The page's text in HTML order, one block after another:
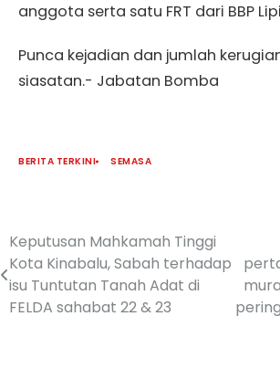
anggota serta satu FRT dari BBP
Punca kejadian dan jumlah
siasatan.- Jabatan Bomba
BERITA TERKINI SEMASA
Keputusan Mahkamah Tinggi
Kota Kinabalu, Sabah terhadap
isu Tuntutan Tanah Adat di
FELDA sahabat 22 & 23